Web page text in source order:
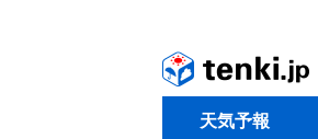
天気予報